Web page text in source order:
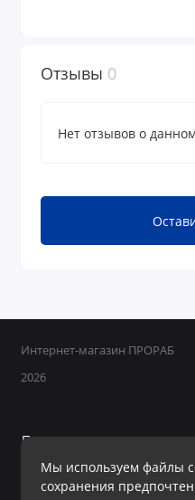
Отзывы 0
Нет отзывов о
Мы используем файлы
сохранения
Интернет-магазин ПРОРАБ
2026
Поддержка
+7 950 800-40-09
Ежедневно с 8:00 до 19:00